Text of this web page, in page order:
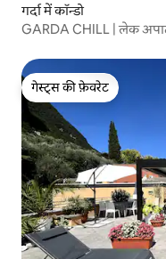
गर्दा में कॉन्डो
GARDA CHILL | लेक
गेस्ट्स की फ़ेवरेट
गेस्ट्स की फ़ेवरेट